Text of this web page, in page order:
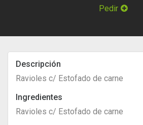
Pedir
Descripción
Ravioles c/ Estofado de carne
Ingredientes
Ravioles c/ Estofado de carne